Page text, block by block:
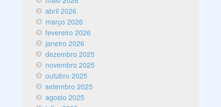
abril 2026
março 2026
fevereiro 2026
janeiro 2026
dezembro 2025
novembro 2025
outubro 2025
setembro 2025
agosto 2025